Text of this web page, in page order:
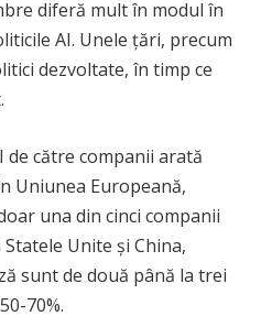
diferă mult în modul în
AI. Unele țări, precum
dezvoltate, în timp ce
către companii arată
Uniunea Europeană,
una din cinci companii
Unite și China,
sunt de două până la trei
70%.